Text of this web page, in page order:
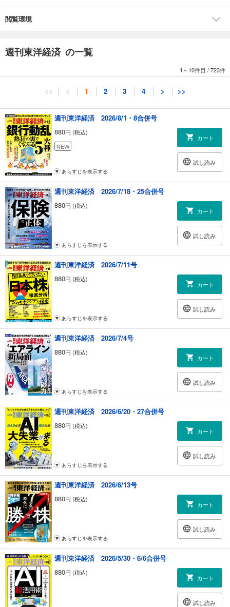
ム教
紛争との深い関係
【第2特集】ドラッグストア再編 第2幕
【第3特集】IoT化の隠れた主役 LPWA “0G（ゼロジー）”通信の衝撃
主役は普及が進む中国市場 アリババやテンセントも0Gに力点
京セラ、ソニーに加えてあのアマゾンもついに参入
村田製作所が積極展開 LPWAモジュールの勝機
スペシャルリポート
脱炭素化を前進させる切り札 勃興する「再エネ」新ビジネス
欧州ベンチャーが日本の電力市場に熱視線
深層リポート
ぺんてる争奪戦が過熱 コクヨを激怒させた密告書
不振の子会社を“巨額買収” 三菱ケミカルHDの危機感
外しまくって巨額赤字転落 株価低迷MTGの視界不良
連載
｜経済を見る眼｜親同居未婚者の増加と「介護の社会化」｜藤森克彦
｜ニュースの核心｜ＭＭＴとリブラの深遠なる関係｜野村明弘
｜編集部から｜
｜『会社四季報』ルーキー登場｜ワシントンホテル
｜トップに直撃｜「企業のオフィス投資が変わってきた」 オカムラ社長
中村雅行
｜フォーカス政治｜歴史的業績なき在職最長 安倍首相の心境を読み解く
｜歳川隆雄
｜グローバルアイ｜トランプ政権で始まった官僚の乱／最低賃金を大胆
に引き上げよ
｜INSIDE USA｜トランプ弾劾で揺れる 二分される米世論の行方｜渡部
恒雄
｜中国動態｜深刻化する中国の人権問題 「経済重視」で見過ごせるか｜
梶谷 懐
｜マネー潮流｜2020年は米中10年戦争の分岐点に｜高井裕之
｜少数異見｜強まる逆風、転機迎えるユニコーン育成戦略
｜知の技法 出世の作法｜「桜を見る会」批判より重要な政治問題がある
｜佐藤 優
｜経済学者が読み解く 現代社会のリアル｜保育・幼児教育の影響は？ 無
償化には質低下リスク｜河原崎 耀
｜人が集まる街 逃げる街｜水戸市（茨城県） 観光を楽しむ素材は豊富だ
が｜牧野知弘
｜マーケティング神話の崩壊｜広告費は何のためのコストか｜井上大輔
｜必ず伝わる最強の話術｜伝えるプロのテクニックとは｜松本和也
｜クラシック音楽最新事情｜身近な楽器リコーダー その真の魅力を知る
｜田中 泰
｜話題の本｜「いい事悪い事、全部まとめて“しょうがねぇ”精神の自由
さ」『鶴と亀 禄』著者 小林直博
｜「英語雑談力」入門｜it’s early days（初期の、黎明期の、まだ間もな
い）｜柴田真一
｜経済クロスワード｜
｜読者の手紙 次号予告｜
閲覧環境
週刊東洋経済 の一覧
1～10件目 /723件
<< < 1 2 3 4 > >>
週刊東洋経済 2026/8/1・8合併号
880円 (税込)
NEW
カート
試し読み
あらすじを表示する
週刊東洋経済 2026/7/18・25合併号
880円 (税込)
カート
試し読み
あらすじを表示する
週刊東洋経済 2026/7/11号
880円 (税込)
カート
試し読み
あらすじを表示する
週刊東洋経済 2026/7/4号
880円 (税込)
カート
試し読み
あらすじを表示する
週刊東洋経済 2026/6/20・27合併号
880円 (税込)
カート
試し読み
あらすじを表示する
週刊東洋経済 2026/6/13号
880円 (税込)
カート
試し読み
あらすじを表示する
週刊東洋経済 2026/5/30・6/6合併号
880円 (税込)
カート
試し読み